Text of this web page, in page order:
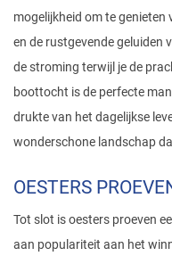
mogelijkheid om te genieten
en de rustgevende geluiden
de stroming terwijl je de
boottocht is de perfecte
drukte van het dagelijkse
wonderschone landschap
OESTERS
Tot slot is oesters proeven
aan populariteit aan het